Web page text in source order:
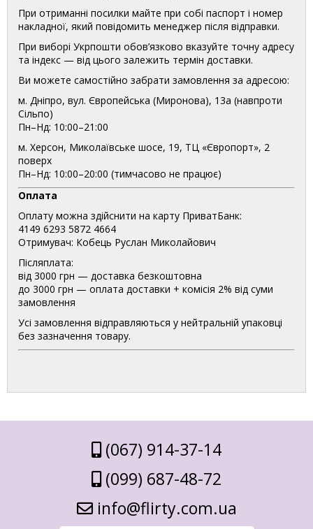
При отриманні посилки майте при собі паспорт і номер
накладної, який повідомить менеджер після відправки.
При виборі Укрпошти обов’язково вказуйте точну адресу
та індекс — від цього залежить термін доставки.
Ви можете самостійно забрати замовлення за адресою:
м. Дніпро, вул. Європейська (Миронова), 13а (навпроти
Сільпо)
Пн–Нд: 10:00–21:00
м. Херсон, Миколаївське шосе, 19, ТЦ «Європорт», 2
поверх
Пн–Нд: 10:00–20:00 (тимчасово не працює)
Оплата
Оплату можна здійснити на карту ПриватБанк:
4149 6293 5872 4664
Отримувач: Кобець Руслан Миколайович
Післяплата:
від 3000 грн — доставка безкоштовна
до 3000 грн — оплата доставки + комісія 2% від суми
замовлення
Усі замовлення відправляються у нейтральній упаковці
без зазначення товару.
(067) 914-37-14
(099) 687-48-72
info@flirty.com.ua